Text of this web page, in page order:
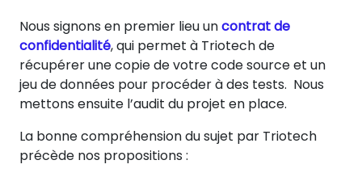
Nous signons en premier lieu uncontrat de
confidentialité, qui permet à Triotech de
récupérer une copie de votre code source et un
jeu de données pour procéder à des tests. Nous
mettons ensuite l’audit du projet en place.
La bonne compréhension du sujet par Triotech
précède nos propositions :